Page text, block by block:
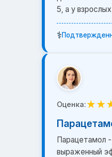
5, а у
⚕️
Оценка:★★
Парацетамол -
выраженный